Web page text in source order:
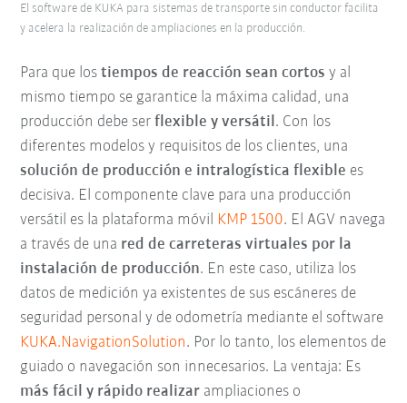
Para que lostiempos de reacción sean cortos y al
mismo tiempo se garantice la máxima calidad, una
producción debe serflexible y versátil . Con los
diferentes modelos y requisitos de los clientes, una
solución de producción e intralogística flexible es
decisiva. El componente clave para una producción
versátil es la plataforma móvil
KMP 1500. El AGV navega
a través de una red de carreteras virtuales por la
instalación de producción. En este caso, utiliza los
datos de medición ya existentes de sus escáneres de
seguridad personal y de odometría mediante el software
KUKA.NavigationSolution. Por lo tanto, los elementos de
guiado o navegación son innecesarios. La ventaja: Es
más fácil y rápido realizar ampliaciones o
El software de KUKA para sistemas de transporte sin conductor facilita
y acelera la realización de ampliaciones en la producción.